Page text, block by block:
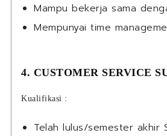
Mampu bekerja sama
Mempunyai time
4. CUSTOMER SERVICE
Kualifikasi :
Telah lulus/semester akhir